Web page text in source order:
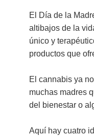
El Día de la
altibajos de la
único y
productos que
El cannabis ya
muchas madres
del bienestar o
Aquí hay cuatro